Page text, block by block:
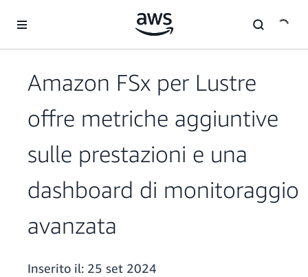
Amazon FSx per Lustre
offre metriche aggiuntive
sulle prestazioni e una
dashboard di monitoraggio
avanzata
Inserito il: 25 set 2024